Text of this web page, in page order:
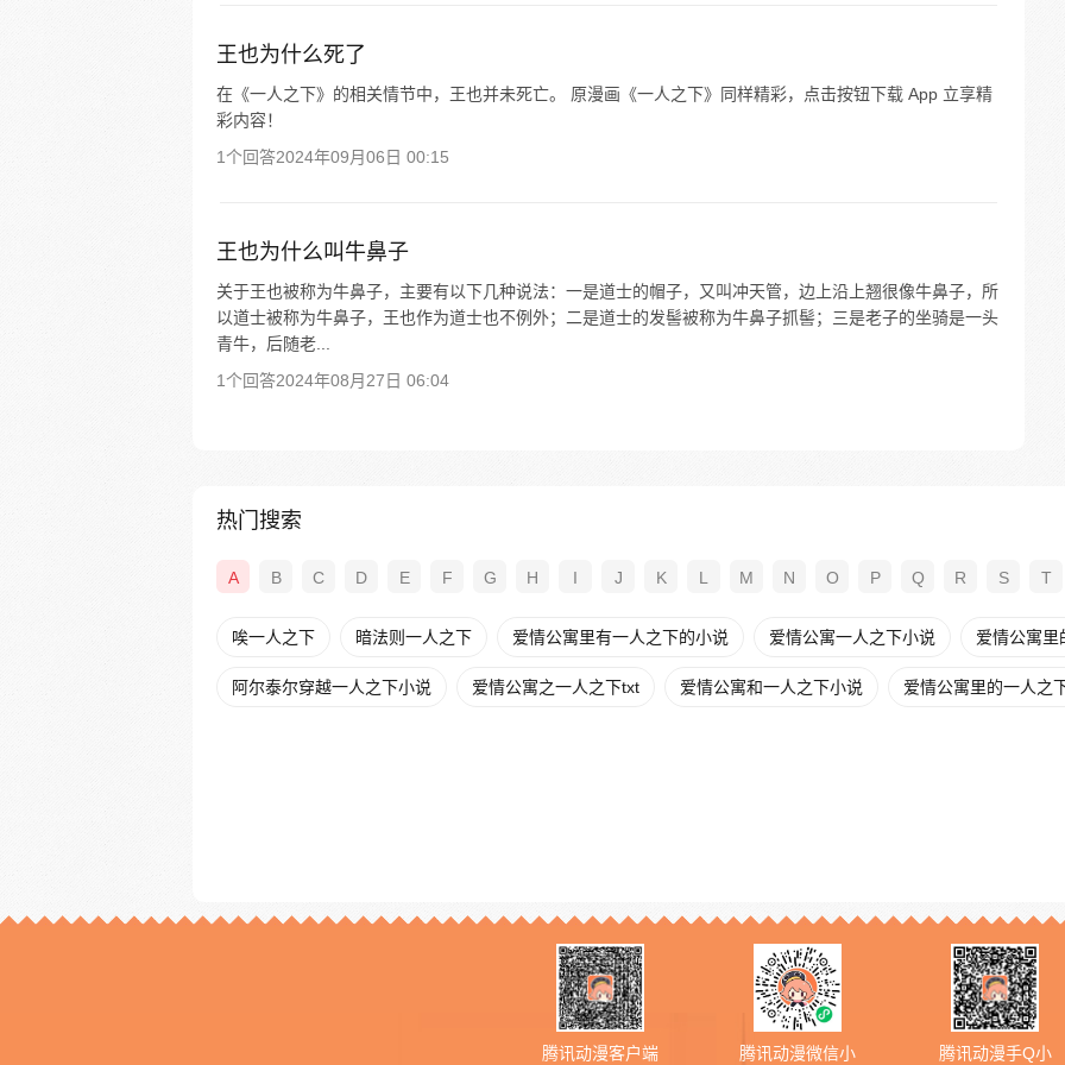
王也为什么死了
在《一人之下》的相关情节中，王也并未死亡。 原漫画《一人之下》同样精彩，点击按钮下载 App 立享精
彩内容！
1个回答2024年09月06日 00:15
王也为什么叫牛鼻子
关于王也被称为牛鼻子，主要有以下几种说法：一是道士的帽子，又叫冲天管，边上沿上翘很像牛鼻子，所
以道士被称为牛鼻子，王也作为道士也不例外；二是道士的发髻被称为牛鼻子抓髻；三是老子的坐骑是一头
青牛，后随老...
1个回答2024年08月27日 06:04
热门搜索
A B C D E F G H I J K L M N O P Q R S T
唉一人之下 暗法则一人之下 爱情公寓里有一人之下的小说 爱情公寓一人之下小说 爱情公寓里
阿尔泰尔穿越一人之下小说 爱情公寓之一人之下txt 爱情公寓和一人之下小说 爱情公寓里的一人之
腾讯动漫客户端 腾讯动漫微信小 腾讯动漫手Q小